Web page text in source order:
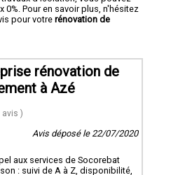
Pour en savoir plus, n'hésitez
pour votre rénovation de
rénovation de
à Azé
avis )
Avis déposé le 22/07/2020
aux services de Socorebat
: suivi de A à Z, disponibilité,